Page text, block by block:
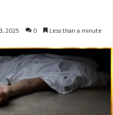
2025 0 Less than a minute